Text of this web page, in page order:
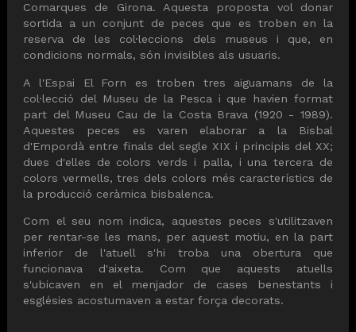
Comarques de Girona. Aquesta proposta vol donar
sortida a un conjunt de peces que es troben en la
reserva de les col·leccions dels museus i que, en
condicions normals, són invisibles als usuaris.
A l'Espai El Forn es troben tres aiguamans de la
col·lecció del Museu de la Pesca i que havien format
part del Museu Cau de la Costa Brava (1920 - 1989).
Aquestes peces es varen elaborar a la Bisbal
d'Empordà entre finals del segle XIX i principis del XX;
dues d'elles de colors verds i palla, i una tercera de
colors vermells, tres dels colors més característics de
la producció ceràmica bisbalenca.
Com el seu nom indica, aquestes peces s'utilitzaven
per rentar-se les mans, per aquest motiu, en la part
inferior de l'atuell s'hi troba una obertura que
funcionava d'aixeta. Com que aquests atuells
s'ubicaven en el menjador de cases benestants i
esglésies acostumaven a estar força decorats.